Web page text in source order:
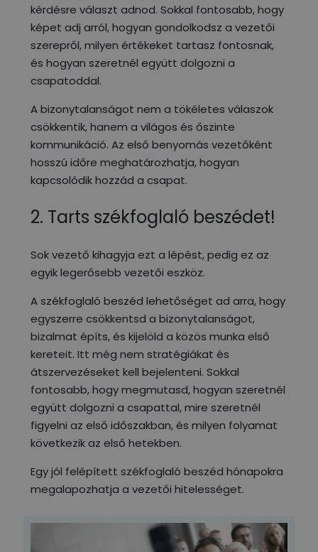
kérdésre választ adnod. Sokkal fontosabb, hogy
képet adj arról, hogyan gondolkodsz a vezetői
szerepről, milyen értékeket tartasz fontosnak,
és hogyan szeretnél együtt dolgozni a
csapatoddal.
A bizonytalanságot nem a tökéletes válaszok
csökkentik, hanem a világos és őszinte
kommunikáció. Az első benyomás vezetőként
hosszú időre meghatározhatja, hogyan
kapcsolódik hozzád a csapat.
2. Tarts székfoglaló beszédet!
Sok vezető kihagyja ezt a lépést, pedig ez az
egyik legerősebb vezetői eszköz.
A székfoglaló beszéd lehetőséget ad arra, hogy
egyszerre csökkentsd a bizonytalanságot,
bizalmat építs, és kijelöld a közös munka első
kereteit. Itt még nem stratégiákat és
átszervezéseket kell bejelenteni. Sokkal
fontosabb, hogy megmutasd, hogyan szeretnél
együtt dolgozni a csapattal, mire szeretnél
figyelni az első időszakban, és milyen folyamat
következik az első hetekben.
Egy jól felépített székfoglaló beszéd hónapokra
megalapozhatja a vezetői hitelességet.